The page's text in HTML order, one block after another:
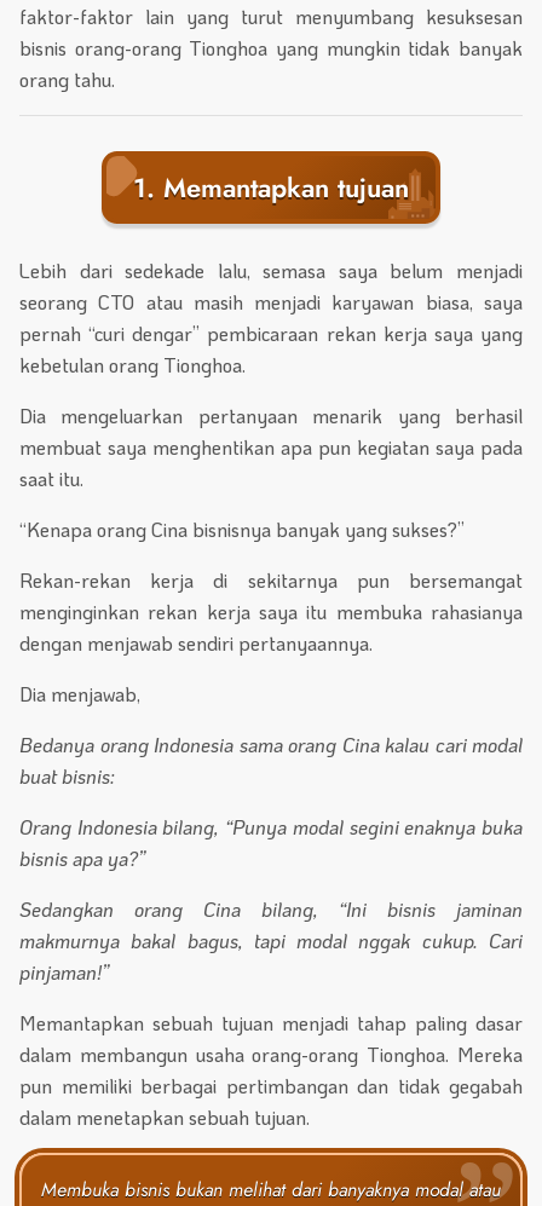
faktor-faktor lain yang turut menyumbang kesuksesan
bisnis orang-orang Tionghoa yang mungkin tidak banyak
orang tahu.
1. Memantapkan tujuan
Lebih dari sedekade lalu, semasa saya belum menjadi
seorang CTO atau masih menjadi karyawan biasa, saya
pernah “curi dengar” pembicaraan rekan kerja saya yang
kebetulan orang Tionghoa.
Dia mengeluarkan pertanyaan menarik yang berhasil
membuat saya menghentikan apa pun kegiatan saya pada
saat itu.
“Kenapa orang Cina bisnisnya banyak yang sukses?”
Rekan-rekan kerja di sekitarnya pun bersemangat
menginginkan rekan kerja saya itu membuka rahasianya
dengan menjawab sendiri pertanyaannya.
Dia menjawab,
Bedanya orang Indonesia sama orang Cina kalau cari modal
buat bisnis:
Orang Indonesia bilang, “Punya modal segini enaknya buka
bisnis apa ya?”
Sedangkan orang Cina bilang, “Ini bisnis jaminan
makmurnya bakal bagus, tapi modal nggak cukup. Cari
pinjaman!”
Memantapkan sebuah tujuan menjadi tahap paling dasar
dalam membangun usaha orang-orang Tionghoa. Mereka
pun memiliki berbagai pertimbangan dan tidak gegabah
dalam menetapkan sebuah tujuan.
Membuka bisnis bukan melihat dari banyaknya modal atau